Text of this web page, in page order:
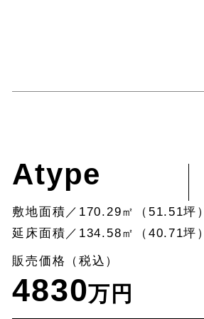
Atype
敷地面積／170.29㎡（51.51坪）
延床面積／134.58㎡（40.71坪）
販売価格（税込）
4830万円